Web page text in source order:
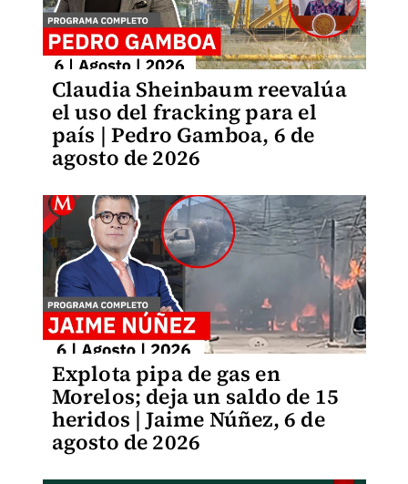
Claudia Sheinbaum reevalúa
el uso del fracking para el
país | Pedro Gamboa, 6 de
agosto de 2026
Explota pipa de gas en
Morelos; deja un saldo de 15
heridos | Jaime Núñez, 6 de
agosto de 2026